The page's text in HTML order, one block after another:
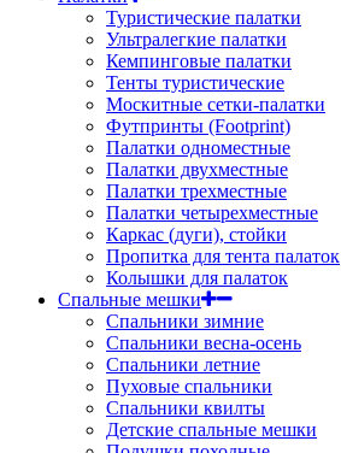
Туристические палатки
Ультралегкие палатки
Кемпинговые палатки
Тенты туристические
Москитные сетки-палатки
Футпринты (Footprint)
Палатки одноместные
Палатки двухместные
Палатки трехместные
Палатки четырехместные
Каркас (дуги), стойки
Пропитка для тента палаток
Колышки для палаток
Спальные мешки
Спальники зимние
Спальники весна-осень
Спальники летние
Пуховые спальники
Спальники квилты
Детские спальные мешки